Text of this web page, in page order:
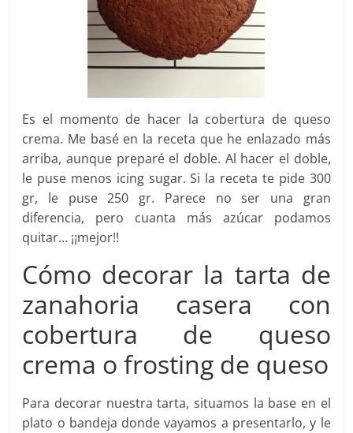
Es el momento de hacer la cobertura de queso
crema. Me basé en la receta que he enlazado más
arriba, aunque preparé el doble. Al hacer el doble,
le puse menos icing sugar. Si la receta te pide 300
gr, le puse 250 gr. Parece no ser una gran
diferencia, pero cuanta más azúcar podamos
quitar… ¡¡mejor!!
Cómo decorar la tarta de
zanahoria casera con
cobertura de queso
crema o frosting de queso
Para decorar nuestra tarta, situamos la base en el
plato o bandeja donde vayamos a presentarlo, y le